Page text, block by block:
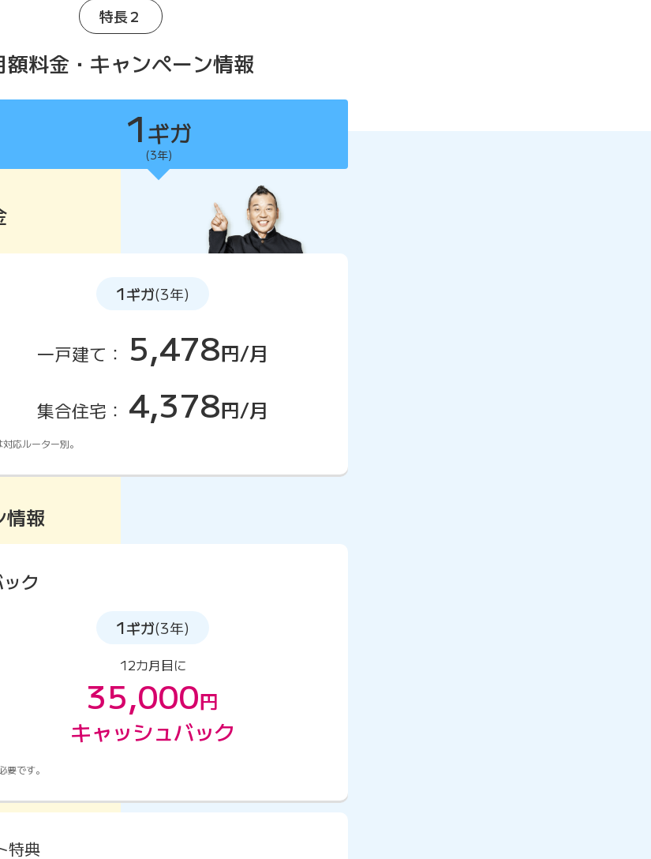
特長２
額料金・キャンペーン情報
1 ギガ
(3年)
1ギガ(3年)
一戸建て： 5,478円/月
集合住宅： 4,378円/月
応ルーター別。
情報
ク
1ギガ(3年)
12カ月目に
35,000円
キャッシュバック
要です。
特典